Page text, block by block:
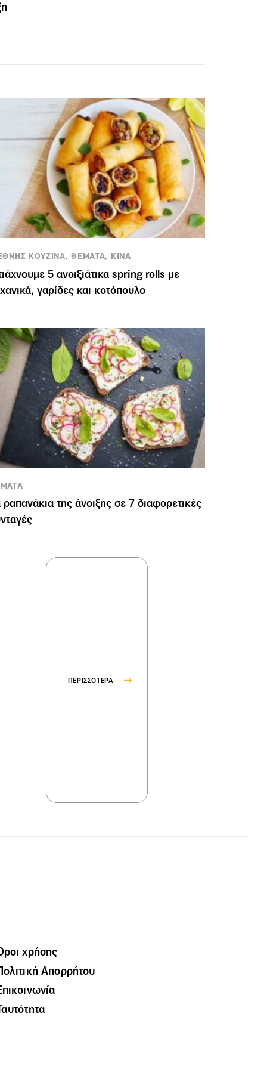
ΚΟΥΖΙΝΑ, ΘΕΜΑΤΑ, ΚΙΝΑ
5 ανοιξιάτικα spring rolls με
γαρίδες και κοτόπουλο
ραπανάκια της άνοιξης σε 7 διαφορετικές
ΠΕΡΙΣΣΟΤΕΡΑ
χρήσης
Απορρήτου